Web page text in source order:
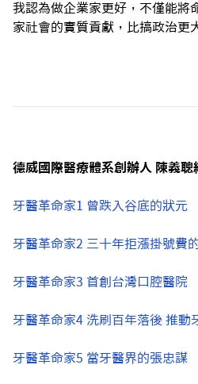
我認為做企業家更好，不僅能將
家社會的實質貢獻，比搞政治更
德威國際醫療體系創辦人 陳義聰
牙醫革命家1 曾跌入谷底的狀元
牙醫革命家2 三十年拒漲掛號費
牙醫革命家3 首創台灣口腔醫院
牙醫革命家4 洗刷百年落後 推動
牙醫革命家5 當牙醫界的張忠謀